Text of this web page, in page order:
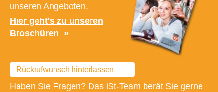
unseren Angeboten.
Hier geht's zu unseren
Broschüren
Rückrufwunsch hinterlassen
Haben Sie Fragen? Das iSt-Team berät Sie gerne